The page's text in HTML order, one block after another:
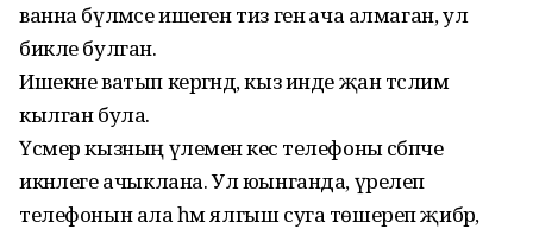
ванна бүлмәсе ишеген тиз генә ача алмаган, ул
бикле булган.
Ишекне ватып кергәндә, кыз инде җан тәслим
кылган була.
Үсмер кызның үлеменә кесә телефоны сәбәпче
икәнлеге ачыклана. Ул юынганда, үрелеп
телефонын ала һәм ялгыш суга төшереп җибәрә, ә